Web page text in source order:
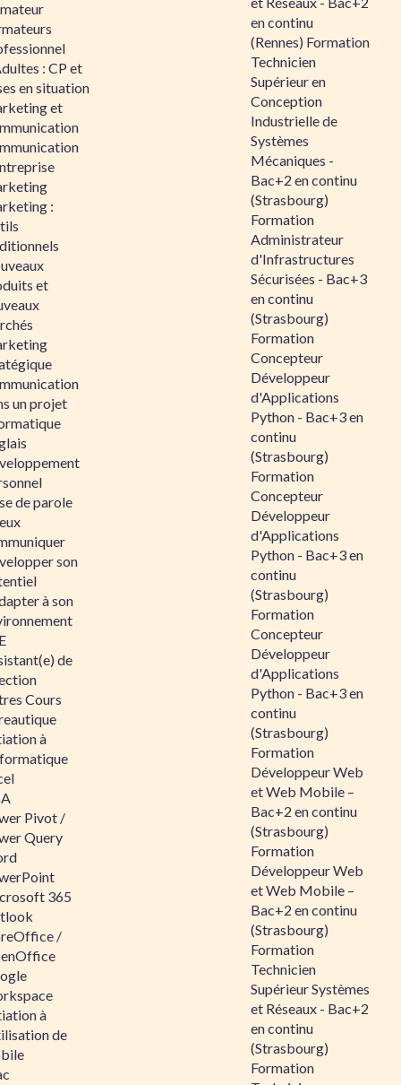
: CP et
en situation
et
:
et
un projet
de parole
son
à son
de
Cours
à
Pivot /
Query
365
/
à
de
en continu
(Rennes) Formation
Technicien
Supérieur en
Conception
Industrielle de
Systèmes
Mécaniques -
Bac+2 en continu
(Strasbourg)
Formation
Administrateur
d'Infrastructures
Sécurisées - Bac+3
en continu
(Strasbourg)
Formation
Concepteur
Développeur
d'Applications
Python - Bac+3 en
continu
(Strasbourg)
Formation
Concepteur
Développeur
d'Applications
Python - Bac+3 en
continu
(Strasbourg)
Formation
Concepteur
Développeur
d'Applications
Python - Bac+3 en
continu
(Strasbourg)
Formation
Développeur Web
et Web Mobile –
Bac+2 en continu
(Strasbourg)
Formation
Développeur Web
et Web Mobile –
Bac+2 en continu
(Strasbourg)
Formation
Technicien
Supérieur Systèmes
et Réseaux - Bac+2
en continu
(Strasbourg)
Formation